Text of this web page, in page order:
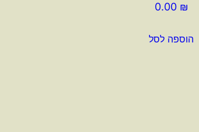
0.00 ₪
הוספה לסל